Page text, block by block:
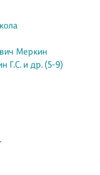
Меркин
Г.С. и др. (5-9)